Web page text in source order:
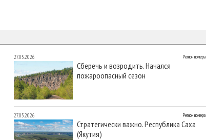
27.05.2026 Регион номера
Сберечь и возродить. Начался
пожароопасный сезон
27.05.2026 Регион номера
Стратегически важно. Республика Саха
(Якутия)